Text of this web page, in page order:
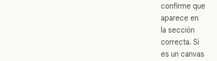
confirme que
aparece en
la sección
correcta. Si
es un canvas